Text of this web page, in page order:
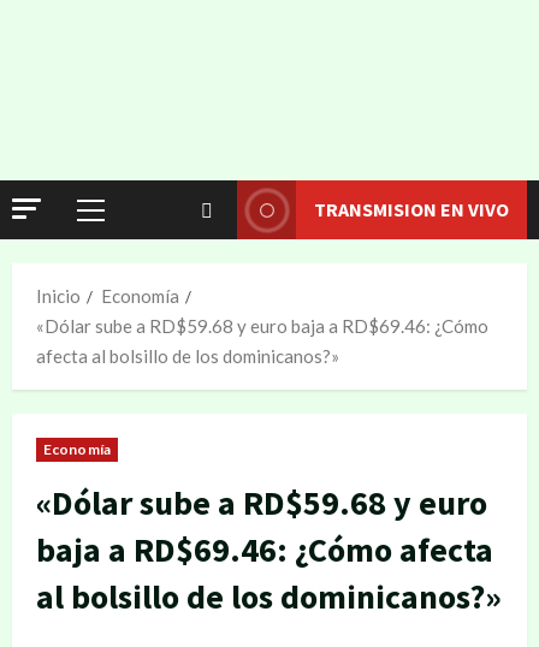
TRANSMISION EN VIVO
Inicio
Economía
«Dólar sube a RD$59.68 y euro baja a RD$69.46: ¿Cómo
afecta al bolsillo de los dominicanos?»
Economía
«Dólar sube a RD$59.68 y euro
baja a RD$69.46: ¿Cómo afecta
al bolsillo de los dominicanos?»